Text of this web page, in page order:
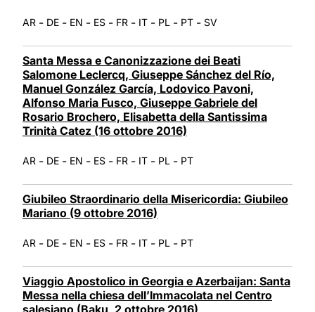
AR - DE - EN - ES - FR - IT - PL - PT - SV
Santa Messa e Canonizzazione dei Beati
Salomone Leclercq, Giuseppe Sánchez del Río,
Manuel González García, Lodovico Pavoni,
Alfonso Maria Fusco, Giuseppe Gabriele del
Rosario Brochero, Elisabetta della Santissima
Trinità Catez (16 ottobre 2016)
AR - DE - EN - ES - FR - IT - PL - PT
Giubileo Straordinario della Misericordia: Giubileo
Mariano (9 ottobre 2016)
AR - DE - EN - ES - FR - IT - PL - PT
Viaggio Apostolico in Georgia e Azerbaijan: Santa
Messa nella chiesa dell’Immacolata nel Centro
salesiano (Baku, 2 ottobre 2016)